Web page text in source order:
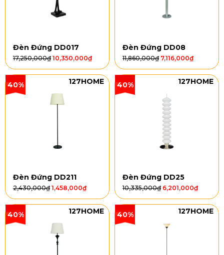
Đèn Đứng DD017
17,250,000₫ 10,350,000₫
Đèn Đứng DD08
11,860,000₫ 7,116,000₫
40% 127HOME
Đèn Đứng DD211
2,430,000₫ 1,458,000₫
40% 127HOME
Đèn Đứng DD25
10,335,000₫ 6,201,000₫
40% 127HOME 40% 127HOME